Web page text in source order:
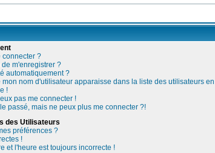
connecter ?
m'enregistrer ?
automatiquement ?
nom d'utilisateur apparaisse dans la liste des utilisateurs
!
pas me connecter !
passé, mais ne peux plus me connecter ?!
des Utilisateurs
préférences ?
!
et l'heure est toujours incorrecte !